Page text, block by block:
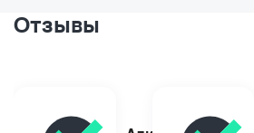
Отзывы